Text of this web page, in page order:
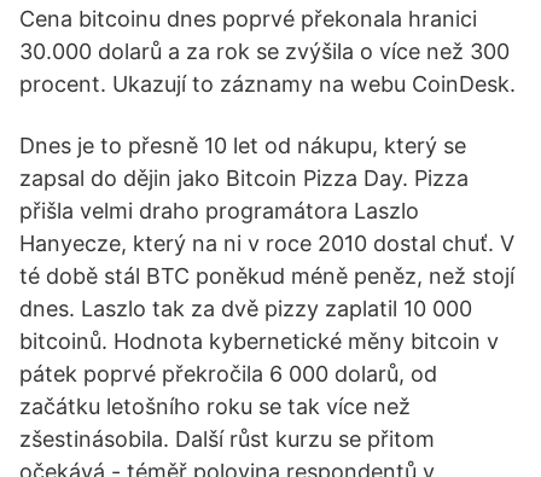
Cena bitcoinu dnes poprvé překonala hranici
30.000 dolarů a za rok se zvýšila o více než 300
procent. Ukazují to záznamy na webu CoinDesk.
Dnes je to přesně 10 let od nákupu, který se
zapsal do dějin jako Bitcoin Pizza Day. Pizza
přišla velmi draho programátora Laszlo
Hanyecze, který na ni v roce 2010 dostal chuť. V
té době stál BTC poněkud méně peněz, než stojí
dnes. Laszlo tak za dvě pizzy zaplatil 10 000
bitcoinů. Hodnota kybernetické měny bitcoin v
pátek poprvé překročila 6 000 dolarů, od
začátku letošního roku se tak více než
zšestinásobila. Další růst kurzu se přitom
očekává - téměř polovina respondentů v